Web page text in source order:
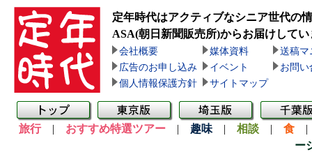
定年時代はアクティブなシニア世代の
ASA(朝日新聞販売所)からお届けしてい
会社概要 媒体資料
送稿マ
広告のお申し込み
イベント
お問い
個人情報保護方針
サイトマップ
旅行| おすすめ特選ツアー | 趣味 | 相談 | 食
ー